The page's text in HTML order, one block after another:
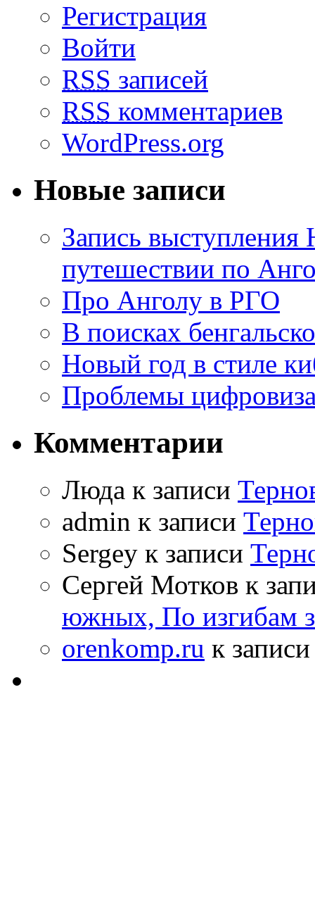
Регистрация
Войти
RSS записей
RSS комментариев
WordPress.org
Новые записи
Запись
путешествии по
Про Анголу в РГО
В поисках
Новый год в стиле
Проблемы
Комментарии
Люда к записи
admin к записи
Sergey к записи
Сергей Мотков к
южных, По изгибам
orenkomp.ru к